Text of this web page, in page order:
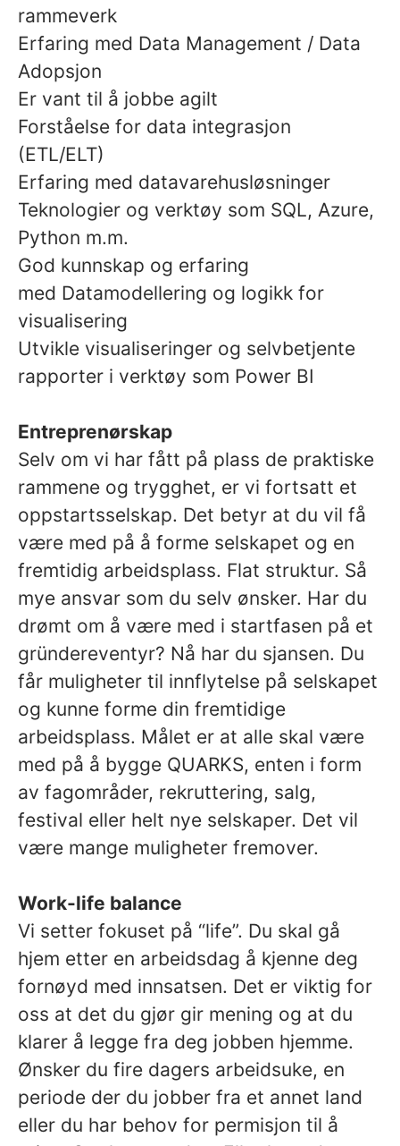
rammeverk
Erfaring med Data Management / Data
Adopsjon
Er vant til å jobbe agilt
Forståelse for data integrasjon
(ETL/ELT)
Erfaring med datavarehusløsninger
Teknologier og verktøy som SQL, Azure,
Python m.m.
God kunnskap og erfaring
med Datamodellering og logikk for
visualisering
Utvikle visualiseringer og selvbetjente
rapporter i verktøy som Power BI
Entreprenørskap
Selv om vi har fått på plass de praktiske
rammene og trygghet, er vi fortsatt et
oppstartsselskap. Det betyr at du vil få
være med på å forme selskapet og en
fremtidig arbeidsplass. Flat struktur. Så
mye ansvar som du selv ønsker. Har du
drømt om å være med i startfasen på et
gründereventyr? Nå har du sjansen. Du
får muligheter til innflytelse på selskapet
og kunne forme din fremtidige
arbeidsplass. Målet er at alle skal være
med på å bygge QUARKS, enten i form
av fagområder, rekruttering, salg,
festival eller helt nye selskaper. Det vil
være mange muligheter fremover.
Work-life balance
Vi setter fokuset på “life”. Du skal gå
hjem etter en arbeidsdag å kjenne deg
fornøyd med innsatsen. Det er viktig for
oss at det du gjør gir mening og at du
klarer å legge fra deg jobben hjemme.
Ønsker du fire dagers arbeidsuke, en
periode der du jobber fra et annet land
eller du har behov for permisjon til å